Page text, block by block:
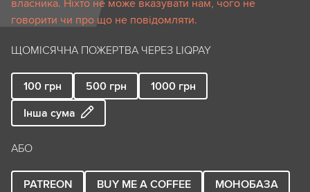
власника. Ніхто не може вказувати нам, чого не
говорити чи про що не повідомляти.
ЩОМІСЯЧНА ПОЖЕРТВА ЧЕРЕЗ LIQPAY
100 грн 500 грн 1000 грн
Інша сума
АБО
PATREON BUY ME A COFFEE
МОНОБАЗА